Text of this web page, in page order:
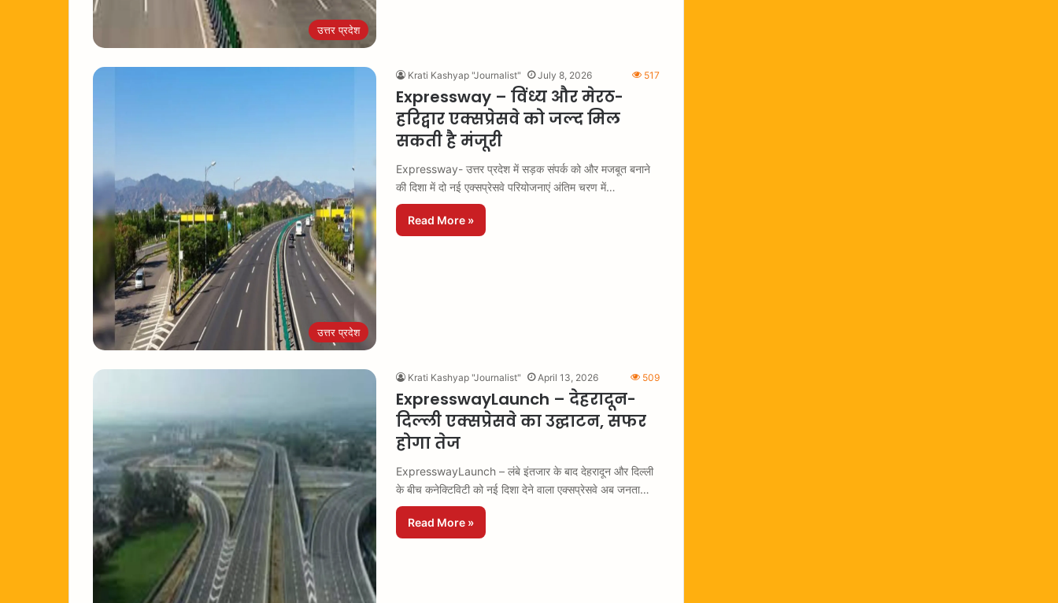
उत्तर प्रदेश
उत्तर प्रदेश
Krati Kashyap "Journalist" July 8, 2026 517
Expressway – विंध्य और मेरठ-
हरिद्वार एक्सप्रेसवे को जल्द मिल
सकती है मंजूरी
Expressway- उत्तर प्रदेश में सड़क संपर्क को और मजबूत बनाने
की दिशा में दो नई एक्सप्रेसवे परियोजनाएं अंतिम चरण में…
Read More »
Krati Kashyap "Journalist" April 13, 2026 509
ExpresswayLaunch – देहरादून-
दिल्ली एक्सप्रेसवे का उद्घाटन, सफर
होगा तेज
ExpresswayLaunch – लंबे इंतजार के बाद देहरादून और दिल्ली
के बीच कनेक्टिविटी को नई दिशा देने वाला एक्सप्रेसवे अब जनता…
Read More »